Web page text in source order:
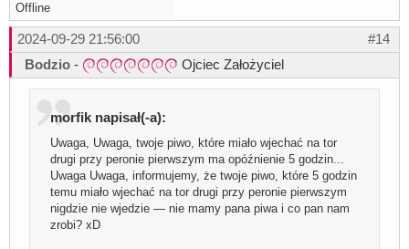
Offline
#14
2024-09-29 21:56:00
Bodzio - Ojciec Założyciel
morfik napisał(-a):
Uwaga, Uwaga, twoje piwo, które miało wjechać na tor
drugi przy peronie pierwszym ma opóźnienie 5 godzin...
Uwaga Uwaga, informujemy, że twoje piwo, które 5 godzin
temu miało wjechać na tor drugi przy peronie pierwszym
nigdzie nie wjedzie — nie mamy pana piwa i co pan nam
zrobi? xD